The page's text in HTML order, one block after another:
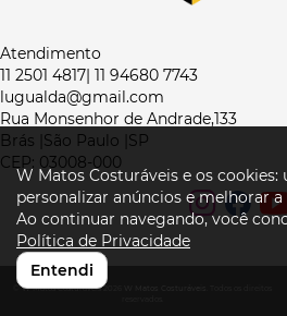
Atendimento
11 2501 4817| 11 94680 7743
lugualda@gmail.com
Rua Monsenhor de Andrade,133
Brás |São Paulo |SP
CEP: 03008-000
© W Matos Costuráveis 2026
W Matos Costuráveis e os cookies:
personalizar anúncios e melhorar
Ao continuar navegando, você
Política de Privacidade
Entendi